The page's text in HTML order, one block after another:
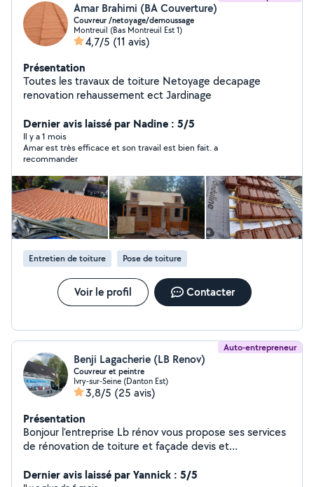
Amar Brahimi (BA Couverture)
Couvreur /netoyage/demoussage
Montreuil (Bas Montreuil Est 1)
4,7/5 (11 avis)
Présentation
Toutes les travaux de toiture Netoyage decapage
renovation rehaussement ect Jardinage
Dernier avis laissé par Nadine : 5/5
Il y a 1 mois
Amar est très efficace et son travail est bien fait. a
recommander
Entretien de toiture Pose de toiture
Voir le profil Contacter
Auto-entrepreneur
Benji Lagacherie (LB Renov)
Couvreur et peintre
Ivry-sur-Seine (Danton Est)
3,8/5 (25 avis)
Présentation
Bonjour l'entreprise Lb rénov vous propose ses services
de rénovation de toiture et façade devis et
pour obtenir votre devis gratuit sous 24h
Dernier avis laissé par Yannick : 5/5